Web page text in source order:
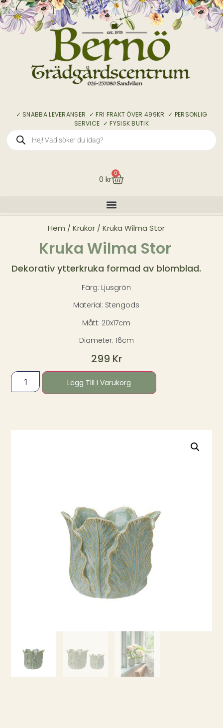
✓ SNABBA LEVERANSER ✓ FRI FRAKT ÖVER 499KR ✓ PERSONLIG
SERVICE ✓ FYSISK BUTIK
0 kr
0
Hem /Krukor / Kruka Wilma Stor
Kruka Wilma Stor
Dekorativ ytterkruka formad av blomblad.
Färg: Ljusgrön
Material: Stengods
Mått: 20x17cm
Diameter: 16cm
299 Kr
Lägg Till I Varukorg